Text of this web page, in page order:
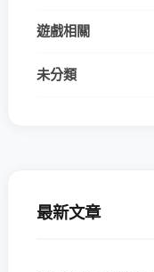
遊戲相關
未分類
最新文章